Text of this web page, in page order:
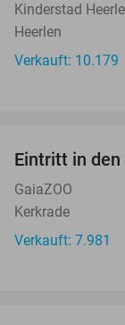
Kinderstad
Heerlen
Verkauft: 10.179
Eintritt in den
GaiaZOO
Kerkrade
Verkauft: 7.981